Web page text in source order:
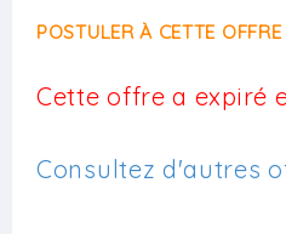
POSTULER À CETTE
Cette offre a expiré
Consultez d'autres